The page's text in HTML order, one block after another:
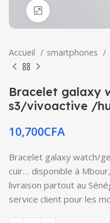
Accueil smartphones
Bracelet galaxy
s3/vivoactive /
10,700CFA
Bracelet galaxy watch/
cuir… disponible à
livraison partout au
service client pour les